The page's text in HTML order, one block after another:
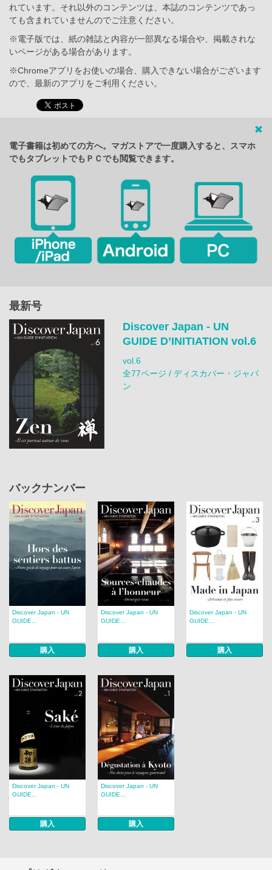
れています。それ以外のコンテンツは、本誌のコンテンツであっ
ても含まれていませんのでご注意ください。
※電子版では、紙の雑誌と内容が一部異なる場合や、掲載されな
いページがある場合があります。
※Chromeアプリをお使いの場合、購入できない場合がございます
ので、最新のアプリをご利用ください。
電子書籍は初めての方へ。マガストアで一度購入すると、スマホ
でもタブレットでもＰＣでも閲覧できます。
最新号
Discover Japan - UN
GUIDE D’INITIATION vol.6
vol.6
全77ページ / ディスカバー・ジャパ
ン
バックナンバー
Discover Japan - UN
GUIDE...
購入
Discover Japan - UN
GUIDE...
購入
Discover Japan - UN
GUIDE...
購入
Discover Japan - UN
GUIDE...
購入
Discover Japan - UN
GUIDE...
購入